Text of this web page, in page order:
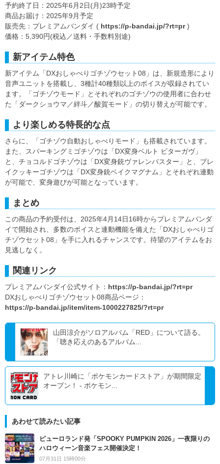
予約終了日：2025年6月2日(月)23時予定
商品お届け：2025年9月予定
販売先：プレミアムバンダイ ( https://p-bandai.jp/?rt=pr)
価格：5,390円(税込／送料・手数料別途)
新アイテム特色
新アイテム「DXおしゃべりゴチゾウセット08」は、新規造形により
音声ユニットを搭載し、3種計40種類以上のボイスが収録されてい
ます。「ゴチゾウモード」とそれぞれのゴチゾウの使用者に合わせ
た「ダークショウマ／絆斗／酸賀モード」の切り替えが可能です。
より楽しめる特長的な点
さらに、「ゴチゾウ自動おしゃべりモード」も搭載されています。
また、スパーキングミゴチゾウは「DX変身ベルト ビターガヴ」
と、チョコルドゴチゾウは「DX変身銃ヴァレンバスター」と、ブレ
イクッキーゴチゾウは「DX変身銃ベイクマグナム」とそれぞれ連動
が可能で、変身遊びが可能となっています。
まとめ
この商品の予約受付は、2025年4月14日16時からプレミアムバンダ
イで開始され、多数のボイスと連動機能を備えた「DXおしゃべりゴ
チゾウセット08」を手に入れるチャンスです。待望のアイテムをお
見逃しなく。
関連リンク
プレミアムバンダイ公式サイト： https://p-bandai.jp/?rt=pr
DXおしゃべりゴチゾウセット08商品ページ：
https://p-bandai.jp/item/item-1000227825/?rt=pr
山田涼介がソロアルバム「RED」について語る。
「聴き応えのあるアルバム...
アトレ川崎に「ポケモンカードストア」が期間限定
オープン！ - ポケモン...
あわせて読みたい記事
ピューロランド発「SPOOKY PUMPKIN 2026」一夜限りの
ハロウィーン音楽フェス開催決定！
07月31日 15時00分